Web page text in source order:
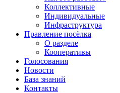
Коллективные
Индивидуальные
Инфраструктура
Правление посёлка
О разделе
Кооперативы
Голосования
Новости
База знаний
Контакты